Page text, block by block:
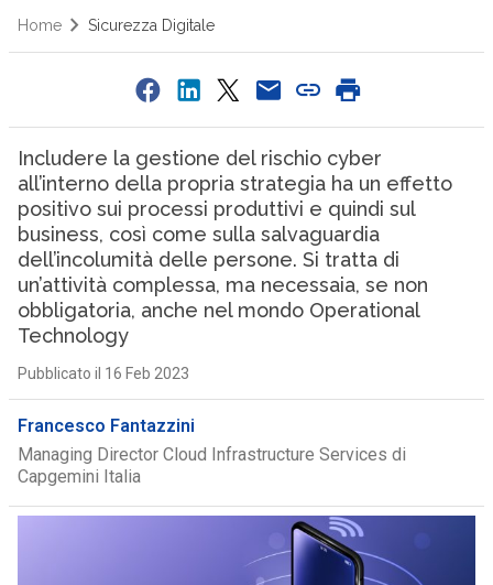
Home Sicurezza Digitale
Includere la gestione del rischio cyber
all’interno della propria strategia ha un effetto
positivo sui processi produttivi e quindi sul
business, così come sulla salvaguardia
dell’incolumità delle persone. Si tratta di
un’attività complessa, ma necessaia, se non
obbligatoria, anche nel mondo Operational
Technology
Pubblicato il 16 Feb 2023
Francesco Fantazzini
Managing Director Cloud Infrastructure Services di
Capgemini Italia